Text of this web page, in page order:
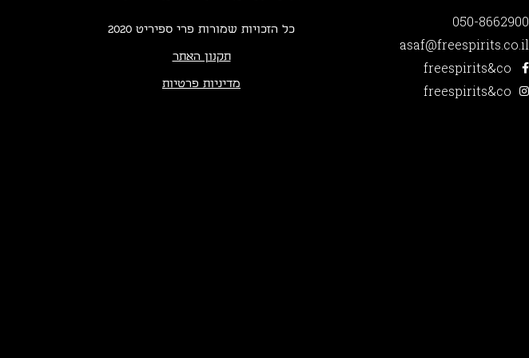
050-8662900
asaf@freespirits.co.il
freespirits&co
freespirits&co
כל הזכויות שמורות פרי ספיריט 2020
תקנון האתר
מדיניות פרטיות